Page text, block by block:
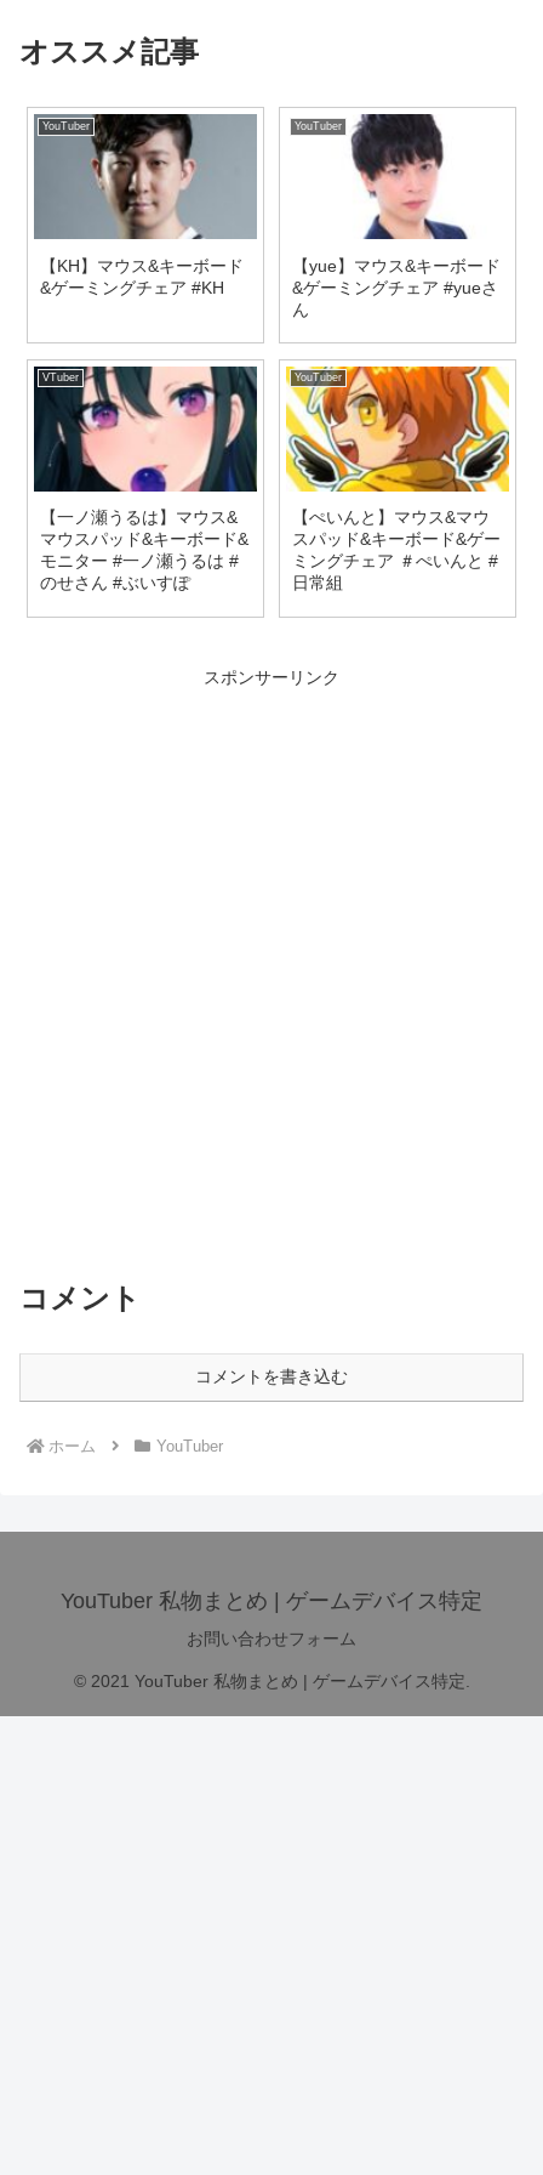
オススメ記事
YouTuber
【KH】マウス&キーボード
&ゲーミングチェア #KH
YouTuber
【yue】マウス&キーボード
&ゲーミングチェア #yueさ
ん
VTuber
【一ノ瀬うるは】マウス&
マウスパッド&キーボード&
モニター #一ノ瀬うるは #
のせさん #ぶいすぽ
YouTuber
【ぺいんと】マウス&マウ
スパッド&キーボード&ゲー
ミングチェア ＃ぺいんと #
日常組
スポンサーリンク
コメント
コメントを書き込む
ホーム YouTuber
YouTuber 私物まとめ | ゲームデバイス特定
お問い合わせフォーム
© 2021 YouTuber 私物まとめ | ゲームデバイス特定.